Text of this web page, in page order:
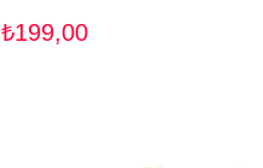
₺199,00